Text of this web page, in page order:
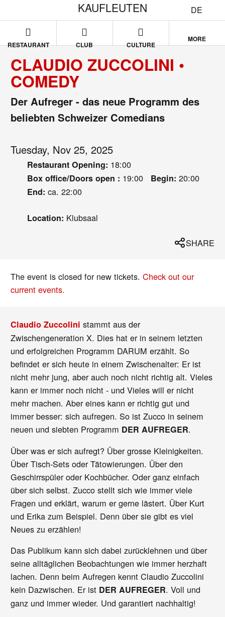
DE
KAUFLEUTEN
RESTAURANT CLUB CULTURE
MORE
CLAUDIO ZUCCOLINI •
COMEDY
Der Aufreger - das neue Programm des
beliebten Schweizer Comedians
Tuesday, Nov 25, 2025
Restaurant Opening: 18:00
Box office/Doors open : 19:00 Begin: 20:00
End: ca. 22:00
Location: Klubsaal
SHARE
The event is closed for new tickets.Check out our
current events.
Claudio Zuccolini stammt aus der
Zwischengeneration X. Dies hat er in seinem letzten
und erfolgreichen Programm DARUM erzählt. So
befindet er sich heute in einem Zwischenalter: Er ist
nicht mehr jung, aber auch noch nicht richtig alt. Vieles
kann er immer noch nicht - und Vieles will er nicht
mehr machen. Aber eines kann er richtig gut und
immer besser: sich aufregen. So ist Zucco in seinem
neuen und siebten Programm DER AUFREGER.
Über was er sich aufregt? Über grosse Kleinigkeiten.
Über Tisch-Sets oder Tätowierungen. Über den
Geschirrspüler oder Kochbücher. Oder ganz einfach
über sich selbst. Zucco stellt sich wie immer viele
Fragen und erklärt, warum er gerne lästert. Über Kurt
und Erika zum Beispiel. Denn über sie gibt es viel
Neues zu erzählen!
Das Publikum kann sich dabei zurücklehnen und über
seine alltäglichen Beobachtungen wie immer herzhaft
lachen. Denn beim Aufregen kennt Claudio Zuccolini
kein Dazwischen. Er ist DER AUFREGER. Voll und
ganz und immer wieder. Und garantiert nachhaltig!